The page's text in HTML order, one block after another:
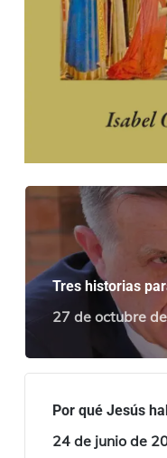
Tres historias
27 de octubre
Por qué Jesús
24 de junio de